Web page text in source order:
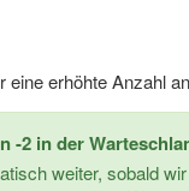
erhöhte Anzahl
-2 in der
weiter, sobald